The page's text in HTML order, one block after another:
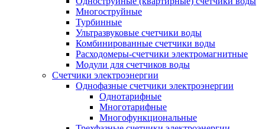
Многоструйные
Турбинные
Ультразвуковые счетчики воды
Комбинированные счетчики воды
Расходомеры-счетчики электромагнитные
Модули для счетчиков воды
Счетчики электроэнергии
Однофазные счетчики электроэнергии
Однотарифные
Многотарифные
Многофункциональные